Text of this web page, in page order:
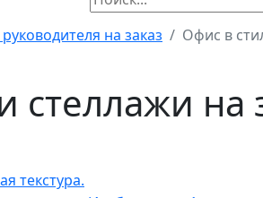
на заказ
Офис в
стеллажи на